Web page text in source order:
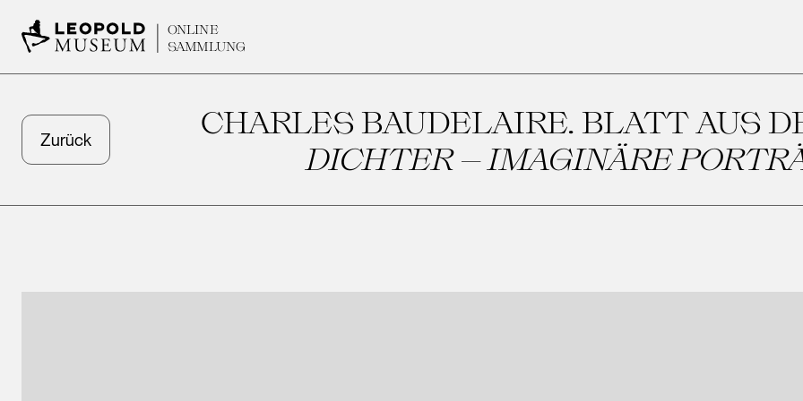
ONLINE
SAMMLUNG
Zurück
CHARLES BAUDELAIRE. BLATT AUS
DICHTER – IMAGINÄRE